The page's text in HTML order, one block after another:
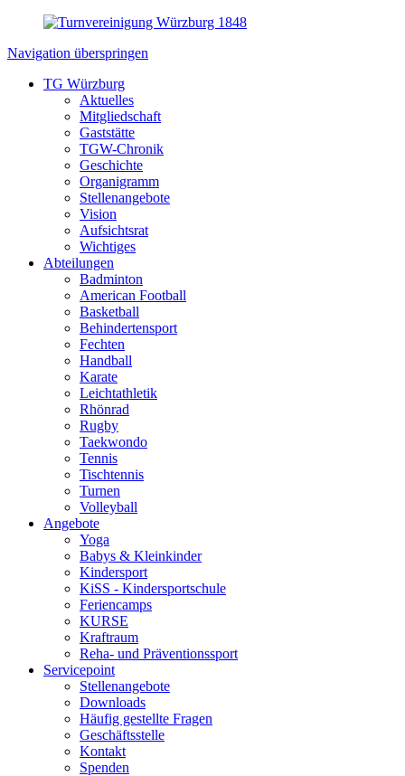
Navigation überspringen
TG Würzburg
Aktuelles
Mitgliedschaft
Gaststätte
TGW-Chronik
Geschichte
Organigramm
Stellenangebote
Vision
Aufsichtsrat
Wichtiges
Abteilungen
Badminton
American Football
Basketball
Behindertensport
Fechten
Handball
Karate
Leichtathletik
Rhönrad
Rugby
Taekwondo
Tennis
Tischtennis
Turnen
Volleyball
Angebote
Yoga
Babys & Kleinkinder
Kindersport
KiSS - Kindersportschule
Feriencamps
KURSE
Kraftraum
Reha- und Präventionssport
Servicepoint
Stellenangebote
Downloads
Häufig gestellte Fragen
Geschäftsstelle
Kontakt
Spenden